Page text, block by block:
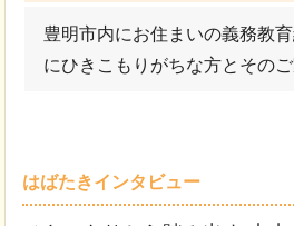
豊明市内にお住まいの義務教
にひきこもりがちな方とその
はばたきインタビュー